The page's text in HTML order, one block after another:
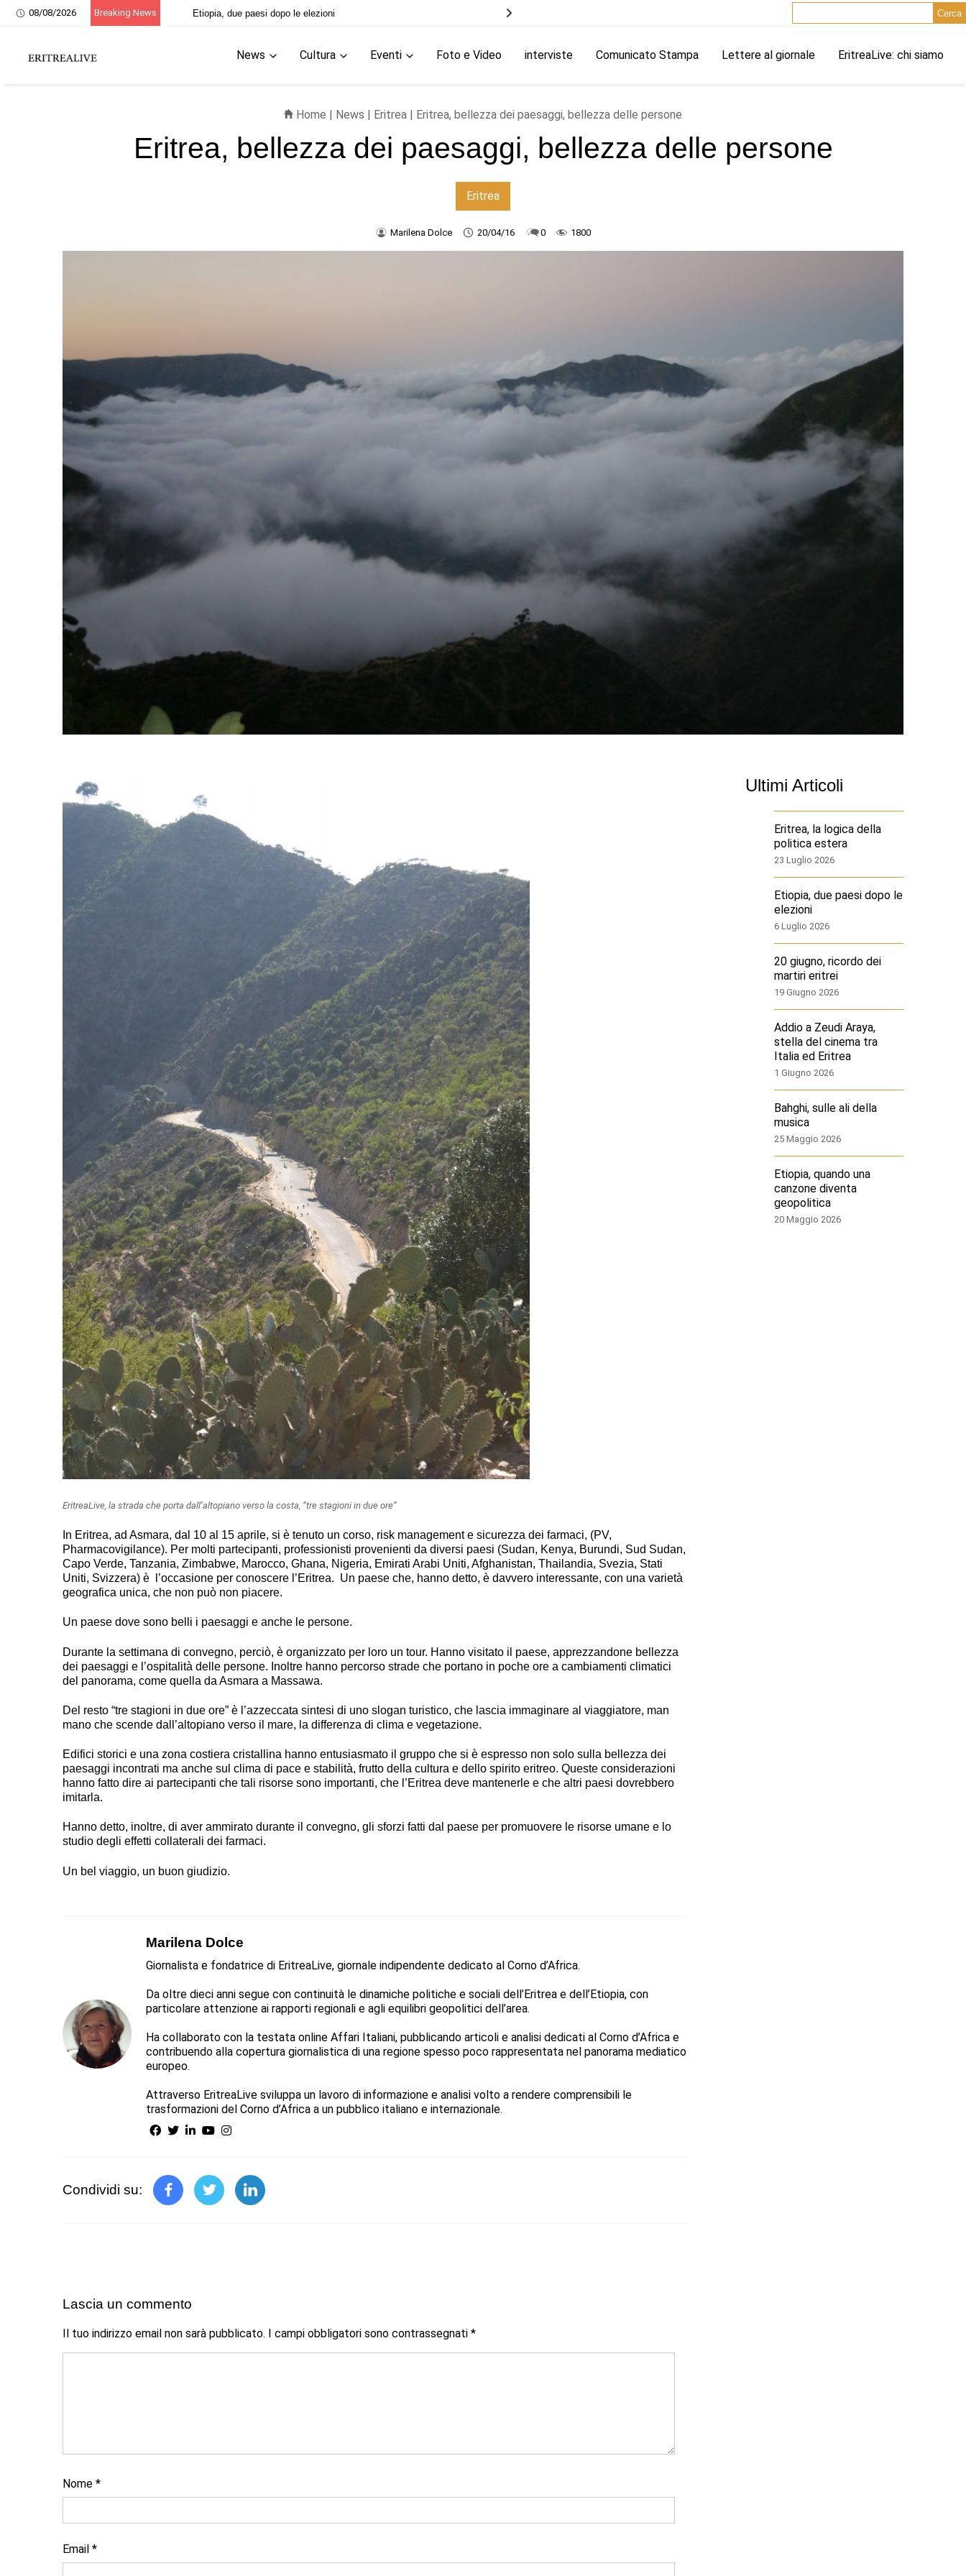
08/08/2026 Breaking News Etiopia, due paesi dopo le elezioni Cerca
News Cultura Eventi Foto e Video interviste Comunicato Stampa Lettere al giornale EritreaLive: chi siamo
Home | News | Eritrea | Eritrea, bellezza dei paesaggi, bellezza delle persone
Eritrea, bellezza dei paesaggi, bellezza delle persone
Eritrea
Marilena Dolce 20/04/16 0 1800
EritreaLive, la strada che porta dall’altopiano verso la costa, “tre stagioni in due ore”
In Eritrea, ad Asmara, dal 10 al 15 aprile, si è tenuto un corso, risk management e sicurezza dei farmaci, (PV,
Pharmacovigilance). Per molti partecipanti, professionisti provenienti da diversi paesi (Sudan, Kenya, Burundi, Sud Sudan,
Capo Verde, Tanzania, Zimbabwe, Marocco, Ghana, Nigeria, Emirati Arabi Uniti, Afghanistan, Thailandia, Svezia, Stati
Uniti, Svizzera) è l’occasione per conoscere l’Eritrea. Un paese che, hanno detto, è davvero interessante, con una varietà
geografica unica, che non può non piacere.
Un paese dove sono belli i paesaggi e anche le persone.
Durante la settimana di convegno, perciò, è organizzato per loro un tour. Hanno visitato il paese, apprezzandone bellezza
dei paesaggi e l’ospitalità delle persone. Inoltre hanno percorso strade che portano in poche ore a cambiamenti climatici
del panorama, come quella da Asmara a Massawa.
Del resto “tre stagioni in due ore” è l’azzeccata sintesi di uno slogan turistico, che lascia immaginare al viaggiatore, man
mano che scende dall’altopiano verso il mare, la differenza di clima e vegetazione.
Edifici storici e una zona costiera cristallina hanno entusiasmato il gruppo che si è espresso non solo sulla bellezza dei
paesaggi incontrati ma anche sul clima di pace e stabilità, frutto della cultura e dello spirito eritreo. Queste considerazioni
hanno fatto dire ai partecipanti che tali risorse sono importanti, che l’Eritrea deve mantenerle e che altri paesi dovrebbero
imitarla.
Hanno detto, inoltre, di aver ammirato durante il convegno, gli sforzi fatti dal paese per promuovere le risorse umane e lo
studio degli effetti collaterali dei farmaci.
Un bel viaggio, un buon giudizio.
Marilena Dolce
Giornalista e fondatrice di EritreaLive, giornale indipendente dedicato al Corno d’Africa.
Da oltre dieci anni segue con continuità le dinamiche politiche e sociali dell’Eritrea e dell’Etiopia, con
particolare attenzione ai rapporti regionali e agli equilibri geopolitici dell’area.
Ha collaborato con la testata online Affari Italiani, pubblicando articoli e analisi dedicati al Corno d’Africa e
contribuendo alla copertura giornalistica di una regione spesso poco rappresentata nel panorama mediatico
europeo.
Attraverso EritreaLive sviluppa un lavoro di informazione e analisi volto a rendere comprensibili le
trasformazioni del Corno d’Africa a un pubblico italiano e internazionale.
Condividi su:
Lascia un commento
Il tuo indirizzo email non sarà pubblicato. I campi obbligatori sono contrassegnati *
Nome *
Email *
Ultimi Articoli
Eritrea, la logica della
politica estera
23 Luglio 2026
Etiopia, due paesi dopo le
elezioni
6 Luglio 2026
20 giugno, ricordo dei
martiri eritrei
19 Giugno 2026
Addio a Zeudi Araya,
stella del cinema tra
Italia ed Eritrea
1 Giugno 2026
Bahghi, sulle ali della
musica
25 Maggio 2026
Etiopia, quando una
canzone diventa
geopolitica
20 Maggio 2026